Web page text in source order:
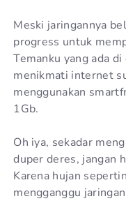
Meski jaringannya
progress untuk
Temanku yang ada
menikmati internet
menggunakan
1Gb.
Oh iya, sekadar
duper deres, jangan
Karena hujan
mengganggu